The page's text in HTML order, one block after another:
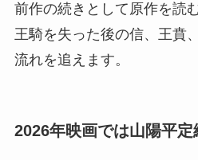
前作の続きとして原作を読
王騎を失った後の信、王賁
流れを追えます。
2026年映画では山陽平定